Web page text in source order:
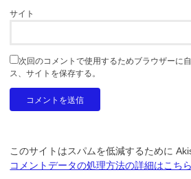
サイト
次回のコメントで使用するためブラウザーに
ス、サイトを保存する。
このサイトはスパムを低減するために
コメントデータの処理方法の詳細はこち